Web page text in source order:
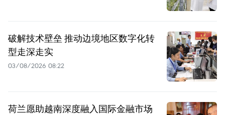
破解技术壁垒 推动边境地区数字化转
型走深走实
03/08/2026 08:22
荷兰愿助越南深度融入国际金融市场